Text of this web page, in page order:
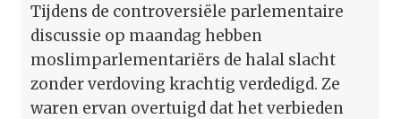
Tijdens de controversiële parlementaire
discussie op maandag hebben
moslimparlementariërs de halal slacht
zonder verdoving krachtig verdedigd. Ze
waren ervan overtuigd dat het verbieden